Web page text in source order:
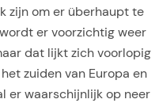
zijn om er überhaupt te
er voorzichtig weer
dat lijkt zich voorlopig
zuiden van Europa en
er waarschijnlijk op neer